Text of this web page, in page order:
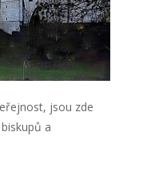
jsou zde
a